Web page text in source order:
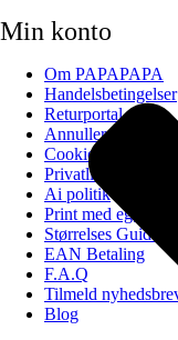
Min konto
Om PAPAPAPA
Handelsbetingelser
Returportal
Annuller ordre
Cookiepolitik (EU)
Privatlivspolitik
Ai politik
Print med eget
Størrelses Guide
EAN Betaling
F.A.Q
Tilmeld
Blog